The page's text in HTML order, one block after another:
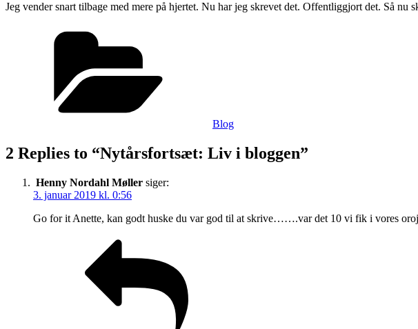
Jeg vender snart tilbage med mere på hjertet. Nu har jeg skrevet det. Offentliggjort det. Så
Blog
2 Replies to “Nytårsfortsæt: Liv i bloggen”
Henny Nordahl Møller siger:
3. januar 2019 kl. 0:56
Go for it Anette, kan godt huske du var god til at skrive…….var det 10 vi fik i vores